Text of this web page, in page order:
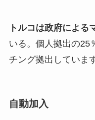
トルコは政府による
いる。個人拠出の25
チング拠出していま
自動加入